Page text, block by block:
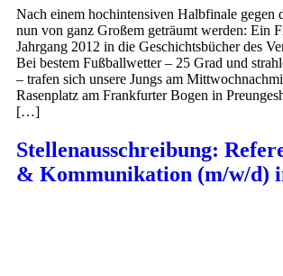
Nach einem hochintensiven Halbfinale gegen
nun von ganz Großem geträumt werden: Ein
Jahrgang 2012 in die Geschichtsbücher des
Bei bestem Fußballwetter – 25 Grad und
– trafen sich unsere Jungs am
Rasenplatz am Frankfurter Bogen in
[…]
Stellenausschreibung:
& Kommunikation (m/w/d)